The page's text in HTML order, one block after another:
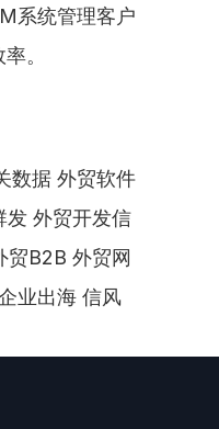
系统管理客户
。
数据 外贸软件
外贸开发信
贸B2B 外贸网
业出海 信风